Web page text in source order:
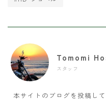
Tomomi
スタッフ
本サイトのブログを投稿して